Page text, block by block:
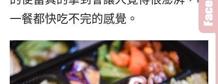
一餐都快吃不完的感覺。